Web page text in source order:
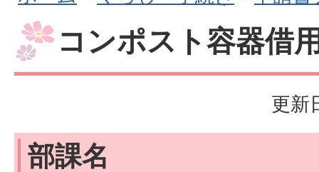
コンポスト容器借
更新
部課名